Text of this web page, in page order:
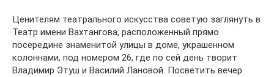
Ценителям театрального искусства советую заглянуть в
Театр имени Вахтангова, расположенный прямо
посередине знаменитой улицы в доме, украшенном
колоннами, под номером 26, где по сей день творит
Владимир Этуш и Василий Лановой. Посветить вечер